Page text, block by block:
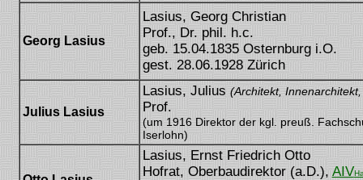
Georg Lasius
Lasius, Georg Christian
Prof., Dr. phil. h.c.
geb. 15.04.1835 Osternburg i.O.
gest. 28.06.1928 Zürich
Julius Lasius
Lasius, Julius (Architekt,
Prof.
(um 1916 Direktor der kgl. preuß.
Iserlohn)
Lasius, Ernst Friedrich Otto
Hofrat, Oberbaudirektor (a.D.), AIV